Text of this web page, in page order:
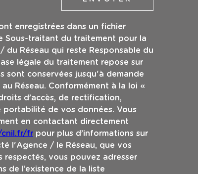
enregistrées dans un fichier
Sous-traitant du traitement pour la
Réseau qui reste Responsable du
légale du traitement repose sur
sont conservées jusqu'à demande
Réseau. Conformément à la loi «
d’accès, de rectification,
portabilité de vos données. Vous
en contactant directement
fr pour plus d’informations sur
l'Agence / le Réseau, que vos
vous pouvez adresser
de l’existence de la liste